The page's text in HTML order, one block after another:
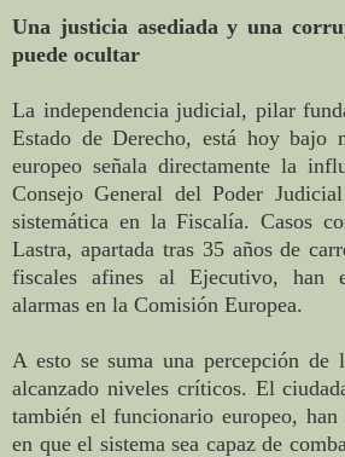
Una justicia asediada y una
puede ocultar
La independencia judicial, pilar
Estado de Derecho, está hoy bajo
europeo señala directamente la
Consejo General del Poder
sistemática en la Fiscalía. Casos
Lastra, apartada tras 35 años de
fiscales afines al Ejecutivo, han
alarmas en la Comisión Europea.
A esto se suma una percepción de
alcanzado niveles críticos. El
también el funcionario europeo,
en que el sistema sea capaz de